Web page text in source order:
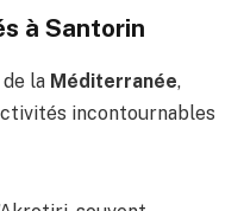
à Santorin
la Méditerranée,
incontournables